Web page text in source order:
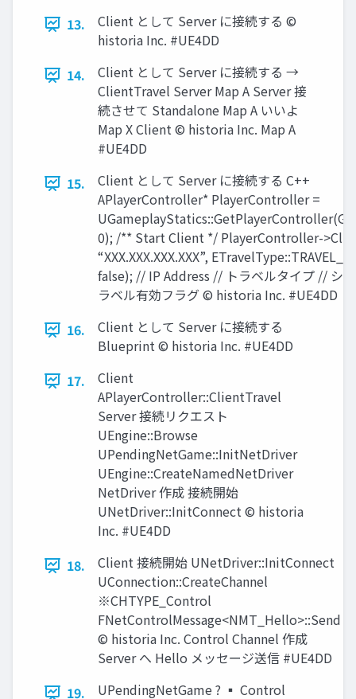
13.
Client として Server に接続する ©
historia Inc. #UE4DD
14.
Client として Server に接続する →
ClientTravel Server Map A Server 接
続させて Standalone Map A いいよ
Map X Client © historia Inc. Map A
#UE4DD
15.
Client として Server に接続する C++
APlayerController* PlayerController =
0); /** Start Client */ PlayerController-
“XXX.XXX.XXX.XXX”,
false); // IP Address // トラベルタイプ // シ
ラベル有効フラグ © historia Inc. #UE4DD
16.
Client として Server に接続する
Blueprint © historia Inc. #UE4DD
17.
Client
APlayerController::ClientTravel
Server 接続リクエスト
UEngine::Browse
UPendingNetGame::InitNetDriver
UEngine::CreateNamedNetDriver
NetDriver 作成 接続開始
UNetDriver::InitConnect © historia
Inc. #UE4DD
18.
Client 接続開始 UNetDriver::InitConnect
UConnection::CreateChannel
※CHTYPE_Control
FNetControlMessage<NMT_Hello>::Send
© historia Inc. Control Channel 作成
Server へ Hello メッセージ送信 #UE4DD
19.
UPendingNetGame ? ▪ Control